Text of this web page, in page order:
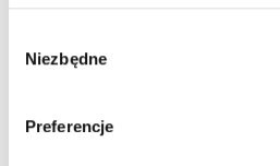
Niezbędne
Preferencje